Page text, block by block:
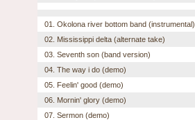
01. Okolona river bottom band (instrumental)
02. Mississippi delta (alternate take)
03. Seventh son (band version)
04. The way i do (demo)
05. Feelin' good (demo)
06. Mornin' glory (demo)
07. Sermon (demo)